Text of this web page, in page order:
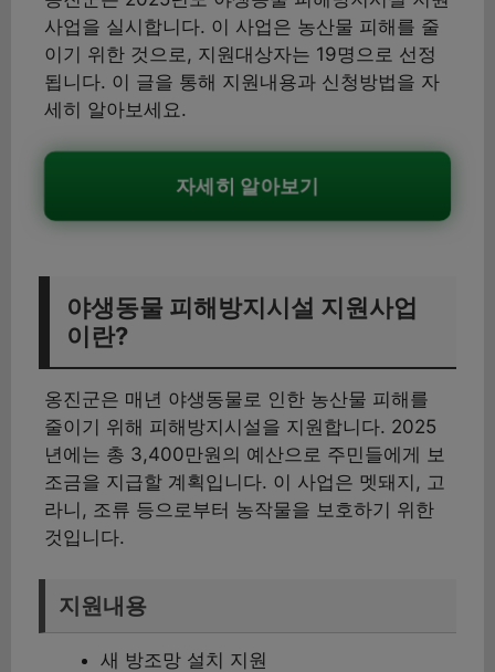
사업을 실시합니다. 이 사업은 농산물 피해를 줄
이기 위한 것으로, 지원대상자는 19명으로 선정
됩니다. 이 글을 통해 지원내용과 신청방법을 자
세히 알아보세요.
자세히 알아보기
야생동물 피해방지시설 지원사업
이란?
옹진군은 매년 야생동물로 인한 농산물 피해를
줄이기 위해 피해방지시설을 지원합니다. 2025
년에는 총 3,400만원의 예산으로 주민들에게 보
조금을 지급할 계획입니다. 이 사업은 멧돼지, 고
라니, 조류 등으로부터 농작물을 보호하기 위한
것입니다.
지원내용
새 방조망 설치 지원